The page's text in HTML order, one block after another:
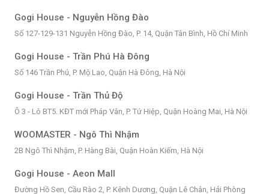
Gogi House - Nguyễn Hồng Đào
Số 127-129-131 Nguyễn Hồng Đào, P. 14, Quận Tân Bình, Hồ Chí Minh
Gogi House - Trần Phú Hà Đông
Số 146 Trần Phú, P. Mộ Lao, Quận Hà Đông, Hà Nội
Gogi House - Trần Thủ Độ
Ô 3 - Lô BT5. KĐT mới Pháp Vân, P. Tứ Hiệp, Quận Hoàng Mai, Hà Nội
WOOMASTER - Ngô Thì Nhậm
2B Ngô Thì Nhậm, P. Hàng Bài, Quận Hoàn Kiếm, Hà Nội
Gogi House - Aeon Mall
Đường Hồ Sen, Cầu Rào 2, P. Kênh Dương, Quận Lê Chân, Hải Phòng